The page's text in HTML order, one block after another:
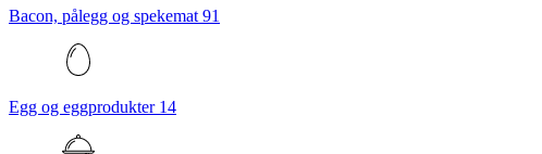
Bacon, pålegg og spekemat 91
Egg og eggprodukter 14